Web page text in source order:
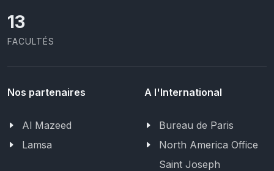
13
FACULTÉS
Nos partenaires
Al Mazeed
Lamsa
A l'International
Bureau de Paris
North America Office
Saint Joseph